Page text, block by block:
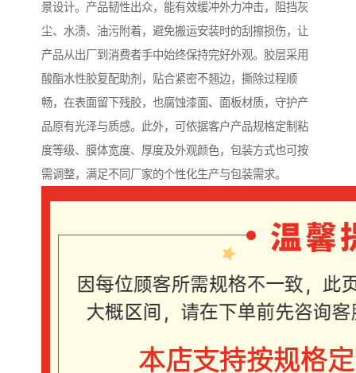
景设计。产品韧性出众，能有效缓冲外力冲击，阻挡灰
尘、水渍、油污附着，避免搬运安装时的刮擦损伤，让
产品从出厂到消费者手中始终保持完好外观。胶层采用
酸酯水性胶复配助剂，贴合紧密不翘边，撕除过程顺
畅，在表面留下残胶，也腐蚀漆面、面板材质，守护产
品原有光泽与质感。此外，可依据客户产品规格定制粘
度等级、膜体宽度、厚度及外观颜色，包装方式也可按
需调整，满足不同厂家的个性化生产与包装需求。